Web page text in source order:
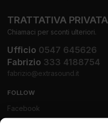
TRATTATIVA PRIVATA
Chiamaci per sconti ulteriori.
Ufficio 0547 645626
Fabrizio 333 4188754
fabrizio@extrasound.it
FOLLOW
Facebook
Instagram